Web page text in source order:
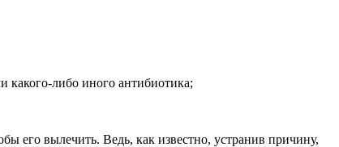
какого-либо иного антибиотика;
его вылечить. Ведь, как известно, устранив причину,